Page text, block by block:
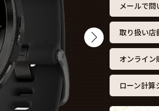
メールで問
取り扱い店
オンライン
ローン計算